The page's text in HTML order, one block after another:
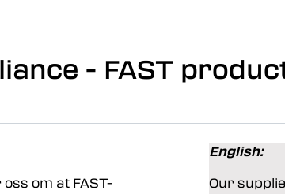
- FAST
om at FAST-
English:
Our